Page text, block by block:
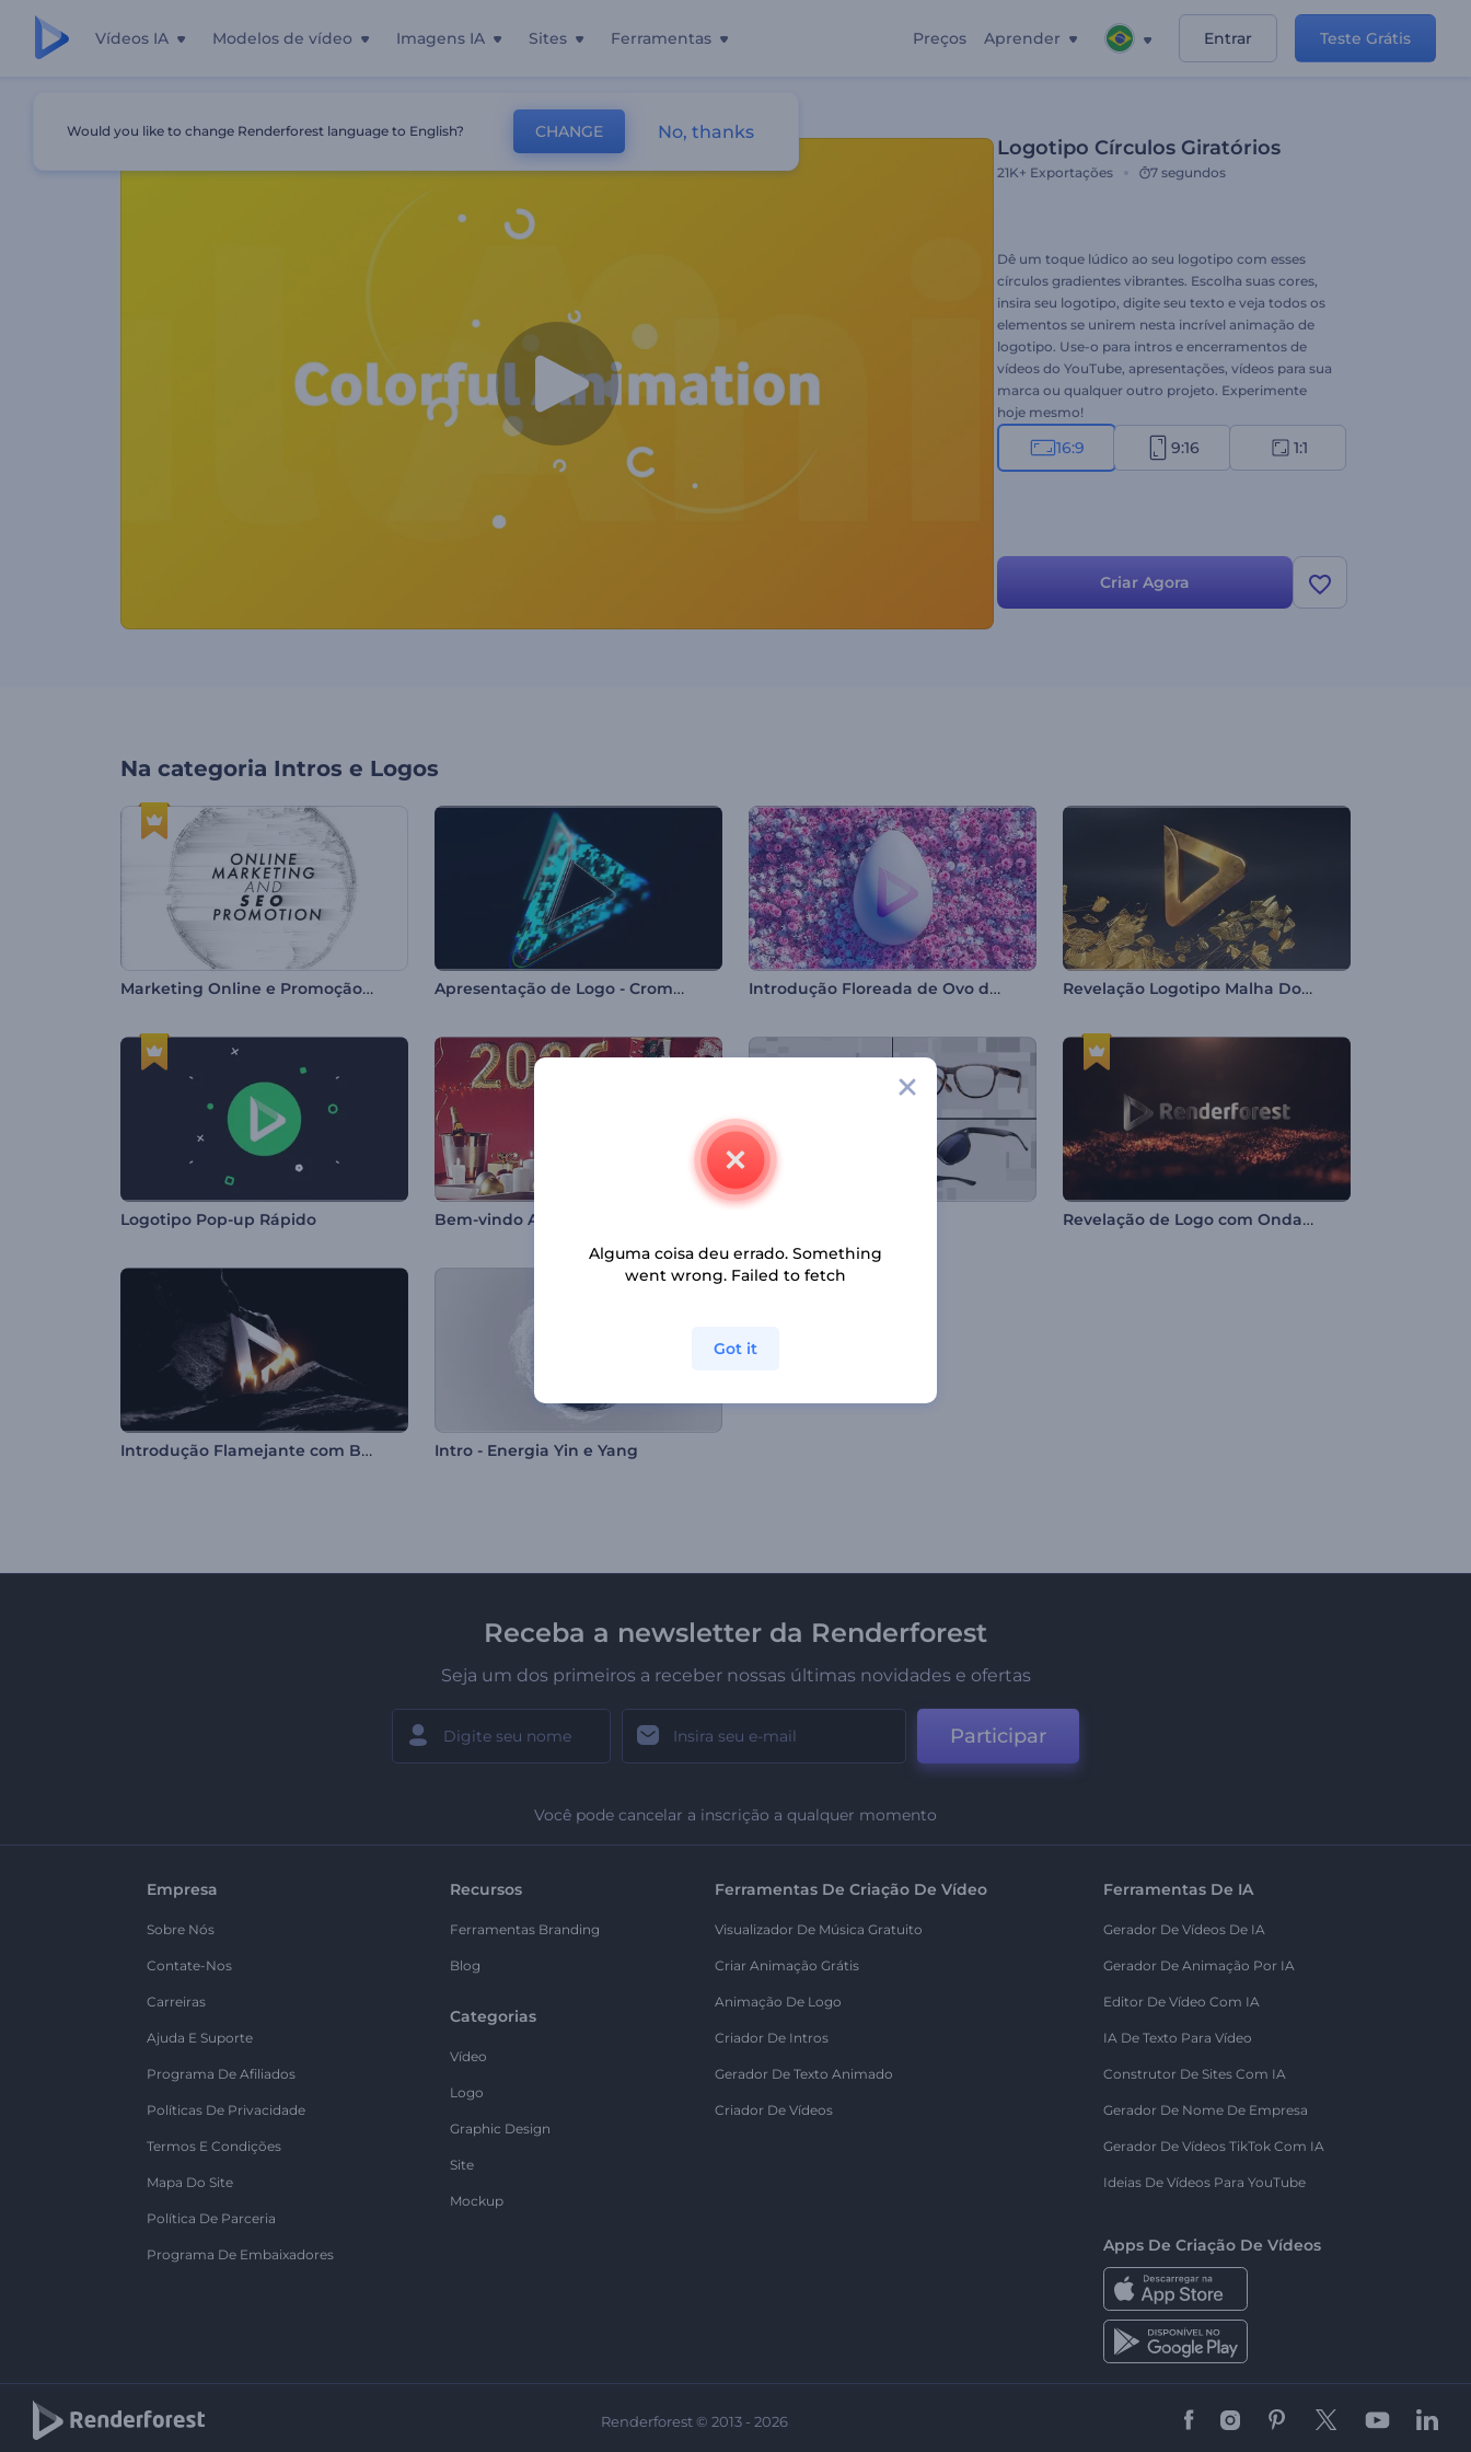
Vídeos IA Modelos de vídeo Imagens IA Sites Ferramentas Preços Aprender Entrar Teste Grátis
Logotipo Círculos Giratórios
21K+ Exportações 7 segundos
Dê um toque lúdico ao seu logotipo com esses
círculos gradientes vibrantes. Escolha suas cores,
insira seu logotipo, digite seu texto e veja todos os
elementos se unirem nesta incrível animação de
logotipo. Use-o para intros e encerramentos de
vídeos do YouTube, apresentações, vídeos para sua
marca ou qualquer outro projeto. Experimente
hoje mesmo!
16:9 9:16 1:1
Criar Agora
Na categoria Intros e Logos
Marketing Online e Promoção SEO Apresentação de Logo - Cromático Introdução Floreada de Ovo de Páscoa Revelação Logotipo Malha Dourada
Logotipo Pop-up Rápido Bem-vindo Ano Novo Revelação de Logo com Ondas de Partículas
Introdução Flamejante com Base de Pedra Intro - Energia Yin e Yang
Receba a newsletter da Renderforest
Seja um dos primeiros a receber nossas últimas novidades e ofertas
Participar
Você pode cancelar a inscrição a qualquer momento
Empresa
Sobre Nós
Contate-Nos
Carreiras
Ajuda E Suporte
Programa De Afiliados
Políticas De Privacidade
Termos E Condições
Mapa Do Site
Política De Parceria
Programa De Embaixadores
Recursos
Ferramentas Branding
Blog
Categorias
Vídeo
Logo
Graphic Design
Site
Mockup
Ferramentas De Criação De Vídeo
Visualizador De Música Gratuito
Criar Animação Grátis
Animação De Logo
Criador De Intros
Gerador De Texto Animado
Criador De Vídeos
Ferramentas De IA
Gerador De Vídeos De IA
Gerador De Animação Por IA
Editor De Vídeo Com IA
IA De Texto Para Vídeo
Construtor De Sites Com IA
Gerador De Nome De Empresa
Gerador De Vídeos TikTok Com IA
Ideias De Vídeos Para YouTube
Apps De Criação De Vídeos
Renderforest © 2013 - 2026
Would you like to change Renderforest language to English? CHANGE No, thanks
Alguma coisa deu errado. Something
went wrong. Failed to fetch
Got it